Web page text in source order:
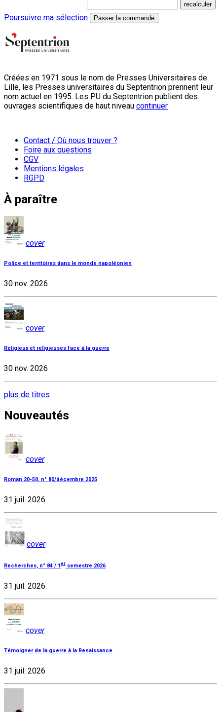
Poursuivre ma sélection Passer la commande
Créées en 1971 sous le nom de Presses Universitaires de
Lille, les Presses universitaires du Septentrion prennent leur
nom actuel en 1995. Les PU du Septentrion publient des
ouvrages scientifiques de haut niveau continuer
Contact / Où nous trouver ?
Foire aux questions
CGV
Mentions légales
RGPD
À paraître
cover
Police et territoires dans le monde napoléonien
30 nov. 2026
cover
Religieux et religieuses face à la guerre
30 nov. 2026
plus de titres
Nouveautés
cover
Roman 20-50, n° 80/décembre 2025
31 juil. 2026
cover
Recherches, n° 84 / 1er semestre 2026
31 juil. 2026
cover
Témoigner de la guerre à la Renaissance
31 juil. 2026